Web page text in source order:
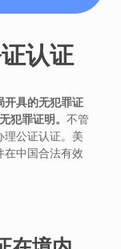
认证
开具的无犯罪证
犯罪证明。 不管
理公证认证。美
在中国合法有效